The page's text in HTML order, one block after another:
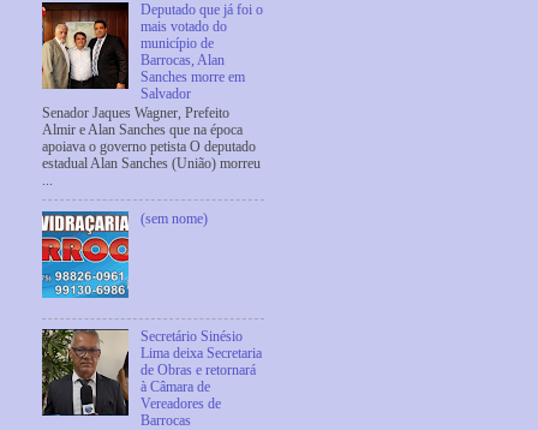
Deputado que já foi o
mais votado do
município de
Barrocas, Alan
Sanches morre em
Salvador
Senador Jaques Wagner, Prefeito
Almir e Alan Sanches que na época
apoiava o governo petista O deputado
estadual Alan Sanches (União) morreu
...
(sem nome)
Secretário Sinésio
Lima deixa Secretaria
de Obras e retornará
à Câmara de
Vereadores de
Barrocas